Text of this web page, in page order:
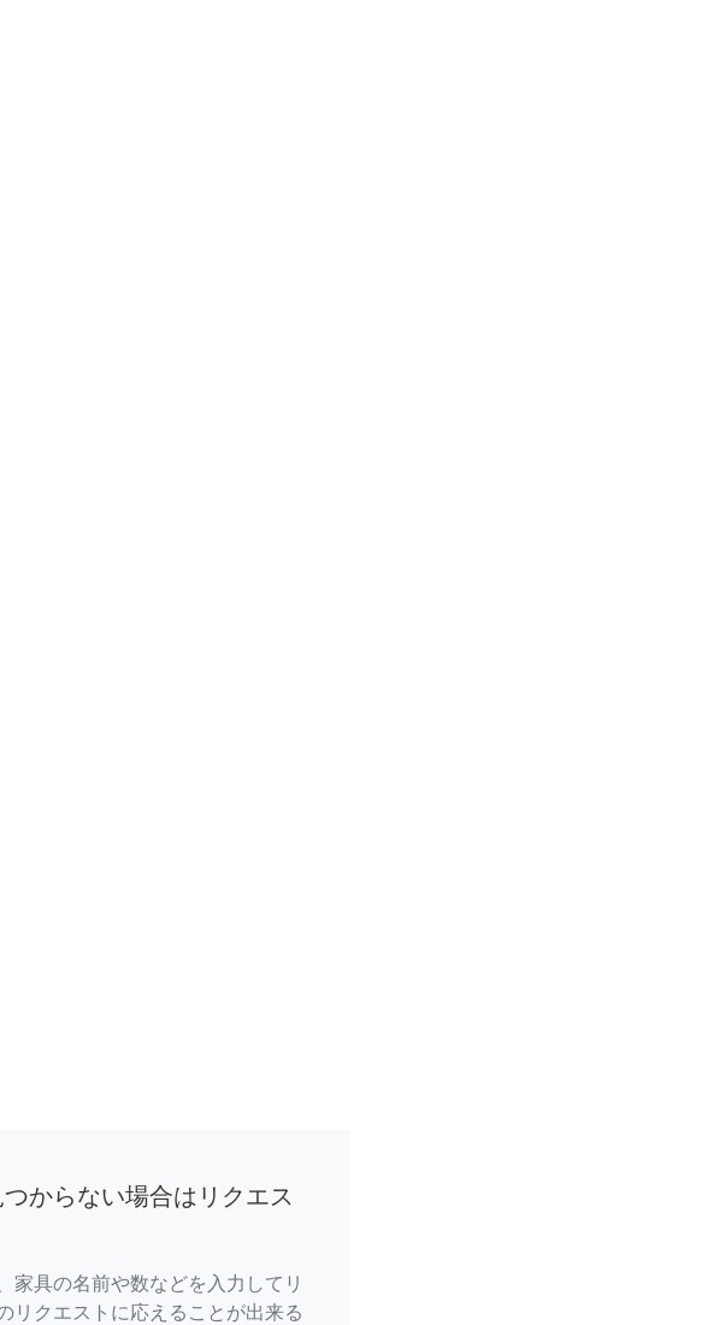
からない場合はリクエス
家具の名前や数などを入力してリ
リクエストに応えることが出来る